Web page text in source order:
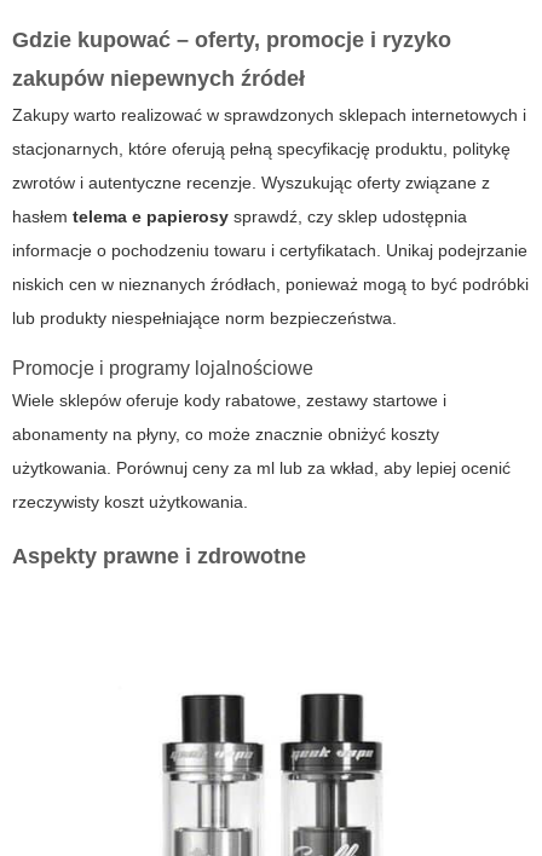
Gdzie kupować – oferty, promocje i ryzyko
zakupów niepewnych źródeł
Zakupy warto realizować w sprawdzonych sklepach internetowych i
stacjonarnych, które oferują pełną specyfikację produktu, politykę
zwrotów i autentyczne recenzje. Wyszukując oferty związane z
hasłem telema e papierosy sprawdź, czy sklep udostępnia
informacje o pochodzeniu towaru i certyfikatach. Unikaj podejrzanie
niskich cen w nieznanych źródłach, ponieważ mogą to być podróbki
lub produkty niespełniające norm bezpieczeństwa.
Promocje i programy lojalnościowe
Wiele sklepów oferuje kody rabatowe, zestawy startowe i
abonamenty na płyny, co może znacznie obniżyć koszty
użytkowania. Porównuj ceny za ml lub za wkład, aby lepiej ocenić
rzeczywisty koszt użytkowania.
Aspekty prawne i zdrowotne